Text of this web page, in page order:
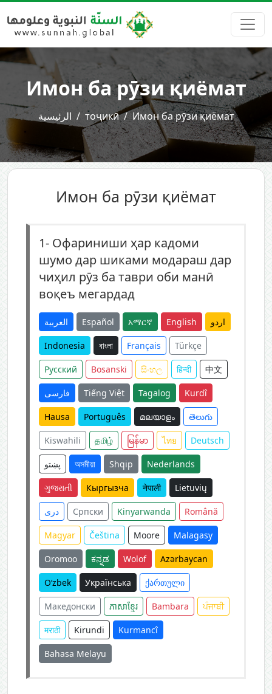
Имон ба рӯзи қиёмат
الرئيسية тоҷикӣ Имон ба рӯзи қиёмат
Имон ба рӯзи қиёмат
1- Офариниши ҳар кадоми
шумо дар шиками модараш дар
чиҳил рӯз ба таври оби манӣ
воқеъ мегардад
العربية Español አማርኛ English اردو
Indonesia বাংলা Français Türkçe
Русский Bosanski සිංහල हिन्दी 中文
فارسی Tiếng Việt Tagalog Kurdî
Hausa Português മലയാളം తెలుగు
Kiswahili தமிழ் မြန်မာ ไทย Deutsch
پښتو অসমীয়া Shqip Nederlands
ગુજરાતી Кыргызча नेपाली Lietuvių
دری Српски Kinyarwanda Română
Magyar Čeština Moore Malagasy
Oromoo ಕನ್ನಡ Wolof Azərbaycan
O‘zbek Українська ქართული
Македонски ភាសាខ្មែរ Bambara ਪੰਜਾਬੀ
मराठी Kirundi Kurmancî
Bahasa Melayu